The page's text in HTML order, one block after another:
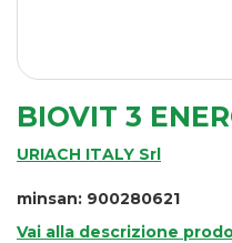
BIOVIT 3
URIACH ITALY Srl
minsan: 900280621
Vai alla descrizione